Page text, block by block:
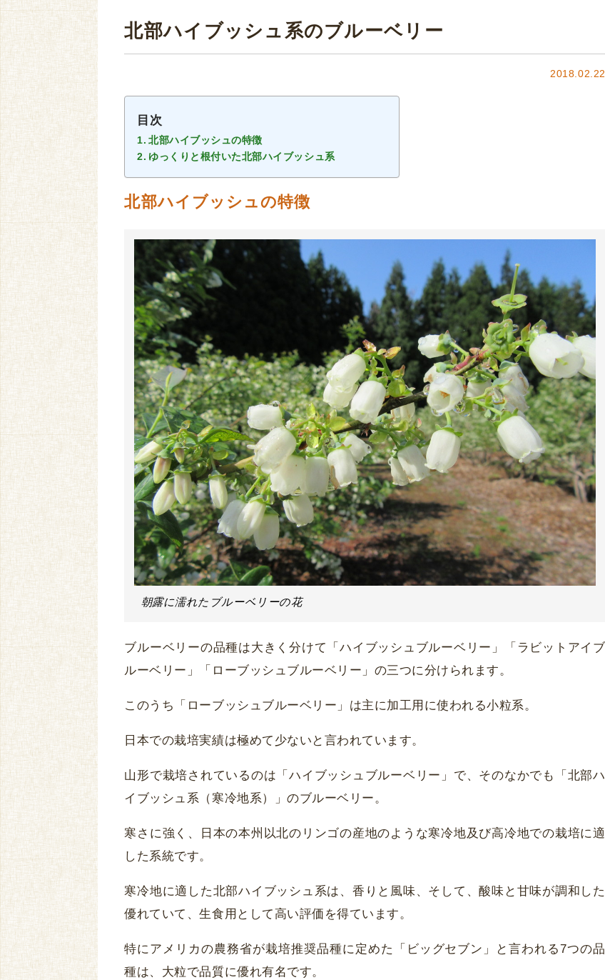
北部ハイブッシュ系のブルーベリー
2018.02.22
目次
北部ハイブッシュの特徴
ゆっくりと根付いた北部ハイブッシュ系
北部ハイブッシュの特徴
朝露に濡れたブルーベリーの花
ブルーベリーの品種は大きく分けて「ハイブッシュブルーベリー」「ラビットアイブ
ルーベリー」「ローブッシュブルーベリー」の三つに分けられます。
このうち「ローブッシュブルーベリー」は主に加工用に使われる小粒系。
日本での栽培実績は極めて少ないと言われています。
山形で栽培されているのは「ハイブッシュブルーベリー」で、そのなかでも「北部ハ
イブッシュ系（寒冷地系）」のブルーベリー。
寒さに強く、日本の本州以北のリンゴの産地のような寒冷地及び高冷地での栽培に適
した系統です。
寒冷地に適した北部ハイブッシュ系は、香りと風味、そして、酸味と甘味が調和した
優れていて、生食用として高い評価を得ています。
特にアメリカの農務省が栽培推奨品種に定めた「ビッグセブン」と言われる7つの品
種は、大粒で品質に優れ有名です。